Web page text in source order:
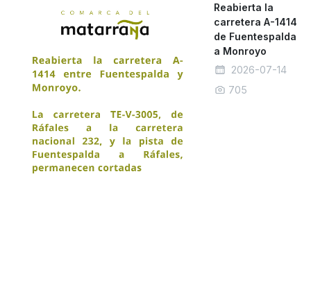
Reabierta la
carretera A-1414
de Fuentespalda
a Monroyo
2026-07-14
705